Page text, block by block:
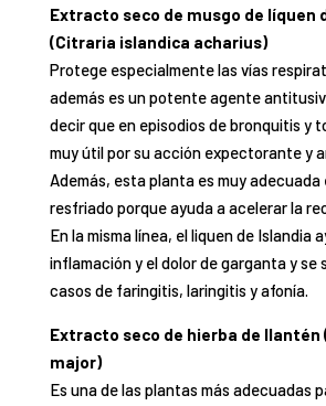
Extracto seco de musgo de líquen
(Citraria islandica acharius)
Protege especialmente las vías
además es un potente agente
decir que en episodios de bronquitis y
muy útil por su acción expectorante y
Además, esta planta es muy adecuada
resfriado porque ayuda a acelerar la
En la misma línea, el liquen de Islandia
inflamación y el dolor de garganta y se
casos de faringitis, laringitis y afonía.
Extracto seco de hierba de llantén
major)
Es una de las plantas más adecuadas